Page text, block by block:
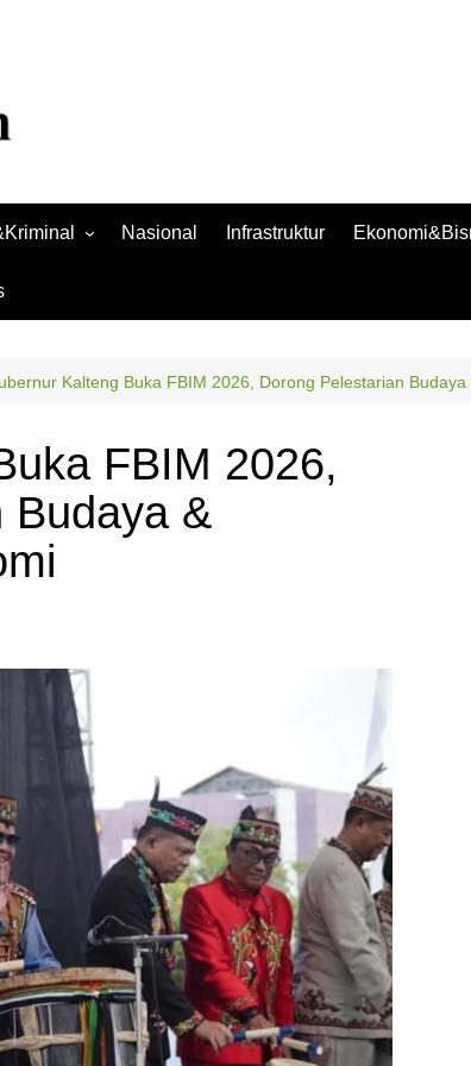
Nasional Infrastruktur
Ekonomi
Kalteng Buka FBIM 2026, Dorong Pelestarian
FBIM 2026,
Budaya &